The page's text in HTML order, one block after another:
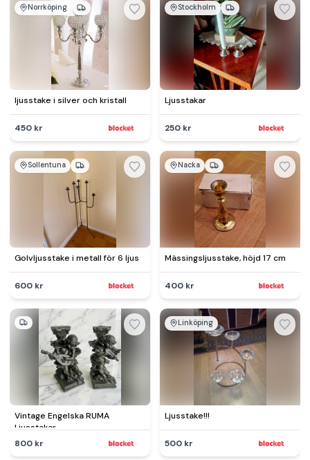
Norrköping
ljusstake i silver och kristall
450 kr
Stockholm
Ljusstakar
250 kr
Sollentuna
Golvljusstake i metall för 6 ljus
600 kr
Nacka
Mässingsljusstake, höjd 17 cm
400 kr
Vintage Engelska RUMA
Ljusstakar
800 kr
Linköping
Ljusstake!!!
500 kr